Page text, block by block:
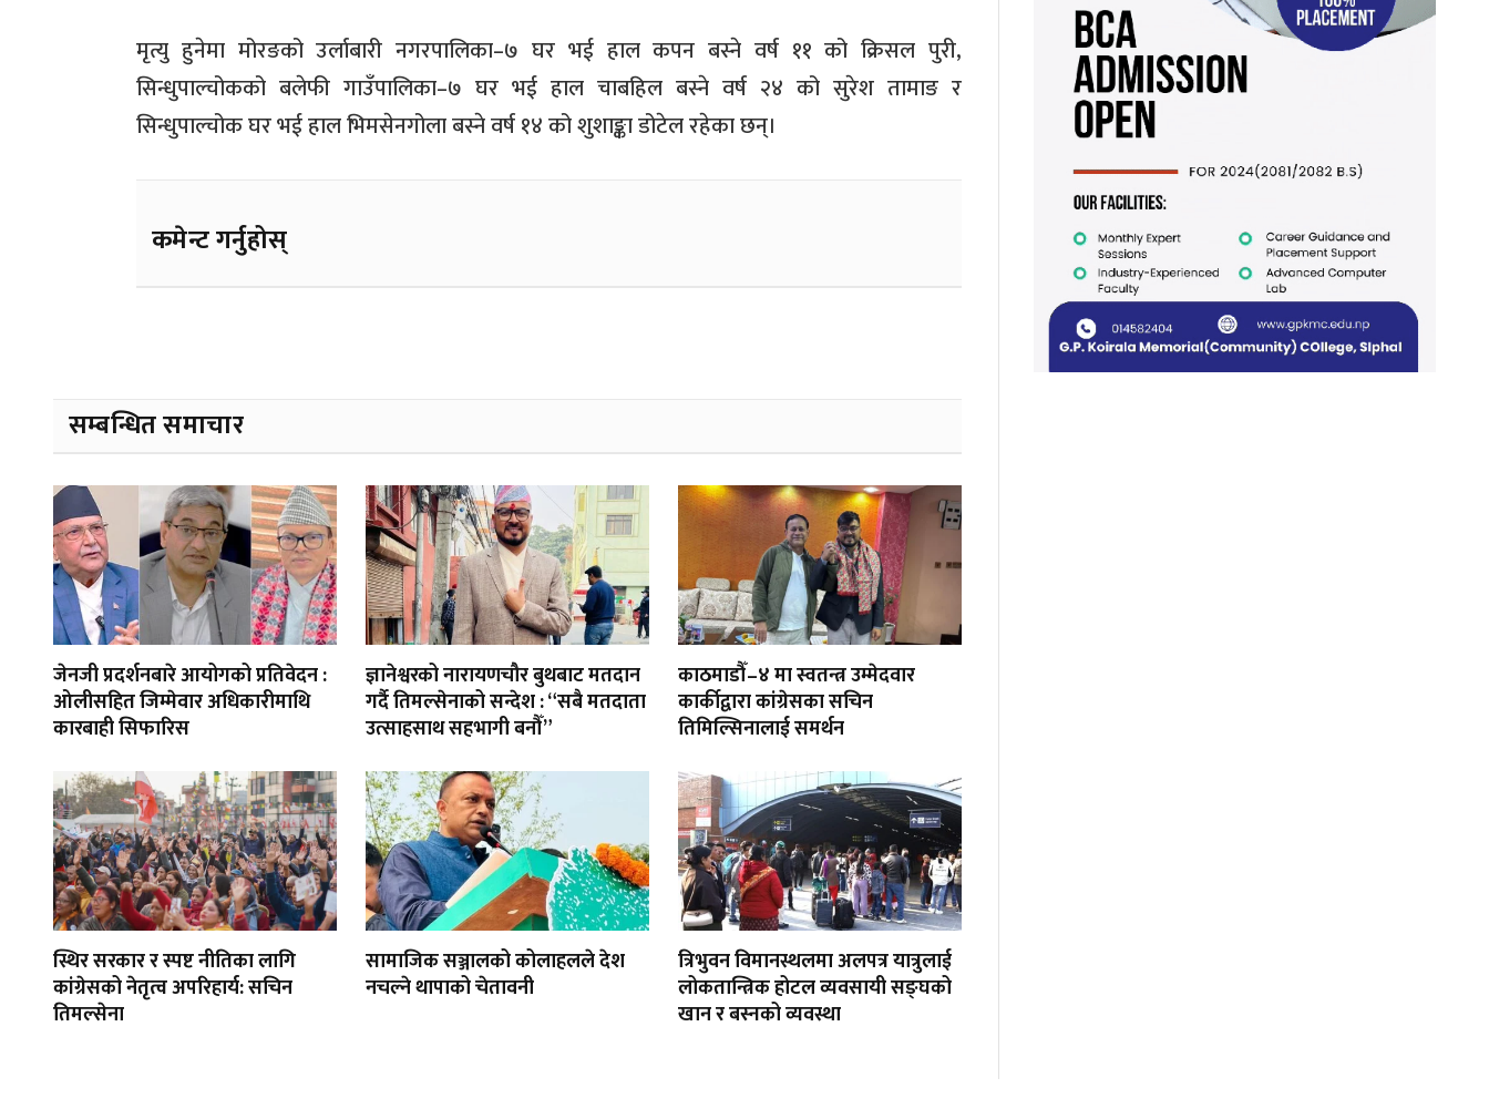
मृत्यु हुनेमा मोरङको उर्लाबारी नगरपालिका–७ घर भई हाल कपन बस्ने वर्ष ११ को क्रिसल पुरी,
सिन्धुपाल्चोकको बलेफी गाउँपालिका–७ घर भई हाल चाबहिल बस्ने वर्ष २४ को सुरेश तामाङ र
सिन्धुपाल्चोक घर भई हाल भिमसेनगोला बस्ने वर्ष १४ को शुशाङ्का डोटेल रहेका छन्।
कमेन्ट गर्नुहोस्
सम्बन्धित समाचार
जेनजी प्रदर्शनबारे आयोगको प्रतिवेदन :
ओलीसहित जिम्मेवार अधिकारीमाथि
कारबाही सिफारिस
ज्ञानेश्वरको नारायणचौर बुथबाट मतदान
गर्दै तिमल्सेनाको सन्देश : “सबै मतदाता
उत्साहसाथ सहभागी बनौँ”
काठमाडौँ–४ मा स्वतन्त्र उम्मेदवार
कार्कीद्वारा कांग्रेसका सचिन
तिमिल्सिनालाई समर्थन
स्थिर सरकार र स्पष्ट नीतिका लागि
कांग्रेसको नेतृत्व अपरिहार्य: सचिन
तिमल्सेना
सामाजिक सञ्जालको कोलाहलले देश
नचल्ने थापाको चेतावनी
त्रिभुवन विमानस्थलमा अलपत्र यात्रुलाई
लोकतान्त्रिक होटल व्यवसायी सङ्घको
खान र बस्नको व्यवस्था